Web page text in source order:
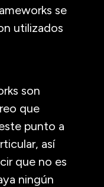
se
utilizados
son
que
punto a
así
que no es
ningún